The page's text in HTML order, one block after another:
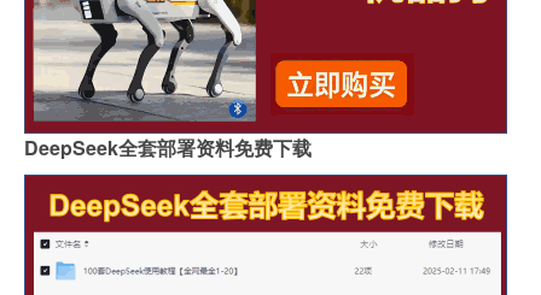
DeepSeek全套部署资料免费下载